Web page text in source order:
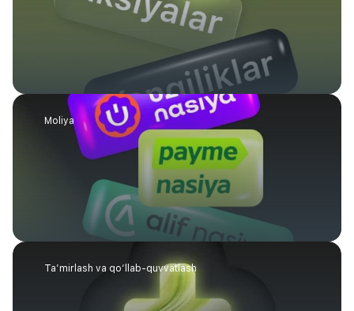
Moliya
Ta’mirlash va qo‘llab-quvvatlash